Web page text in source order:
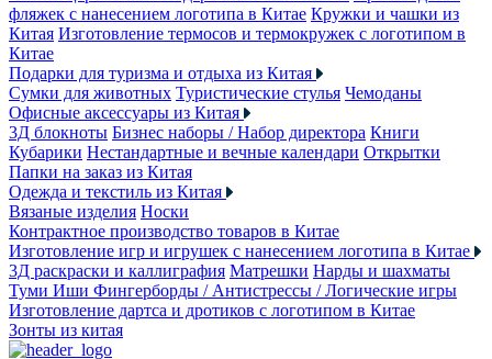
фляжек с нанесением логотипа в Китае Кружки и чашки из
Китая Изготовление термосов и термокружек с логотипом в
Китае
Подарки для туризма и отдыха из Китая
Сумки для животных Туристические стулья Чемоданы
Офисные аксессуары из Китая
3Д блокноты Бизнес наборы / Набор директора Книги
Кубарики Нестандартные и вечные календари Открытки
Папки на заказ из Китая
Одежда и текстиль из Китая
Вязаные изделия Носки
Контрактное производство товаров в Китае
Изготовление игр и игрушек с нанесением логотипа в Китае
3Д раскраски и каллиграфия Матрешки Нарды и шахматы
Туми Иши Фингерборды / Антистрессы / Логические игры
Изготовление дартса и дротиков с логотипом в Китае
Зонты из китая